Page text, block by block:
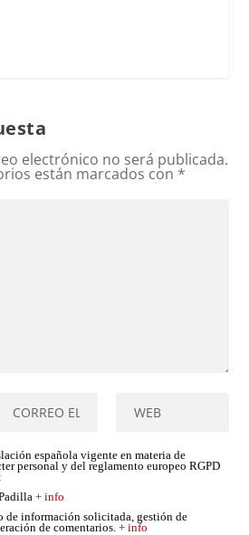
electrónico no será publicada.
están marcados con *
española vigente en materia de
personal y del reglamento europeo RGPD
Padilla+ info
de información solicitada, gestión de
de comentarios.+ info